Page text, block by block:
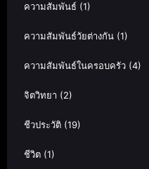
ความสัมพันธ์ (1)
ความสัมพันธ์วัยต่างกัน (1)
ความสัมพันธ์ในครอบครัว (4)
จิตวิทยา (2)
ชีวประวัติ (19)
ชีวิต (1)